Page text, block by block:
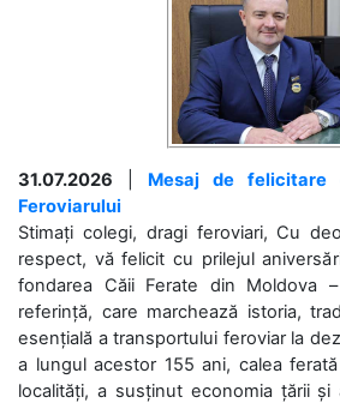
31.07.2026
Mesaj de felicitare
Feroviarului
Stimați colegi, dragi feroviari, Cu
respect, vă felicit cu prilejul
fondarea Căii Ferate din Moldova
referință, care marchează istoria,
esențială a transportului feroviar la
a lungul acestor 155 ani, calea
localități, a susținut economia țării